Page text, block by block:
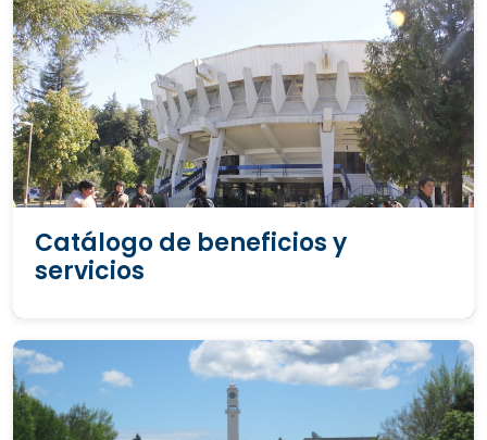
Catálogo de beneficios y
servicios